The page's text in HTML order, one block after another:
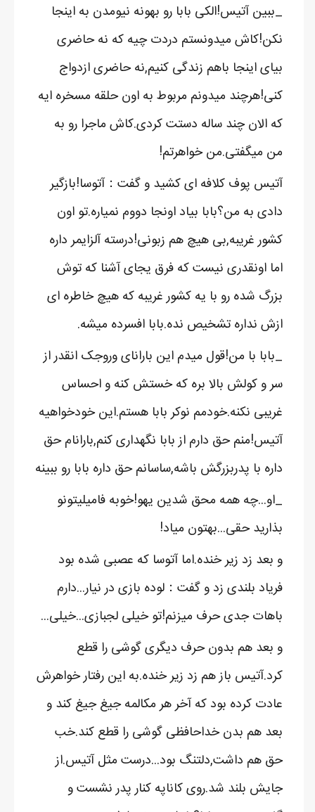
_ببین آتیس!الکی بابا رو بهونه نیومدن به اینجا
نکن!کاش میدونستم دردت چیه که نه حاضری
بیای اینجا باهم زندگی کنیم,نه حاضری ازدواج
کنی!هرچند میدونم مربوط به اون حلقه مسخره ایه
که الان چند ساله دستت کردی.کاش ماجرا رو به
من میگفتی.من خواهرتم!
آتیس پوف کلافه ای کشید و گفت：آتوسا!بازگیر
دادی به من؟بابا بیاد اونجا دووم نمیاره.تو اون
کشور غریبه,بی هیچ هم زبونی!درسته آلزایمر داره
اما اونقدری نیست که فرق یجای آشنا که توش
بزرگ شده رو با یه کشور غریبه که هیچ خاطره ای
ازش نداره تشخیص نده.بابا افسرده میشه.
_بابا با من!قول میدم این بارانای وروجک انقدر از
سر و کولش بالا بره که خستش کنه و احساس
غریبی نکنه.خودمم نوکر بابا هستم.این خودخواهیه
آتیس!منم حق دارم از بابا نگهداری کنم,بارانام حق
داره با پدربزرگش باشه,ساسانم حق داره بابا رو ببینه
_او...چه همه محق شدین یهو!خوبه فامیلیتونو
بذارید حقی...بهتون میاد!
و بعد زد زیر خنده.اما آتوسا که عصبی شده بود
فریاد بلندی زد و گفت：لوده بازی در نیار...دارم
باهات جدی حرف میزنم!تو خیلی لجبازی...خیلی...
و بعد هم بدون حرف دیگری گوشی را قطع
کرد.آتیس باز هم زد زیر خنده.به این رفتار خواهرش
عادت کرده بود که آخر هر مکالمه جیغ جیغ کند و
بعد هم بدن خداحافظی گوشی را قطع کند.خب
حق هم داشت,دلتنگ بود...درست مثل آتیس.از
جایش بلند شد.روی کاناپه کنار پدر نشست و